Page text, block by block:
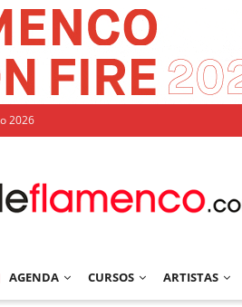
2026
AGENDA CURSOS ARTISTAS